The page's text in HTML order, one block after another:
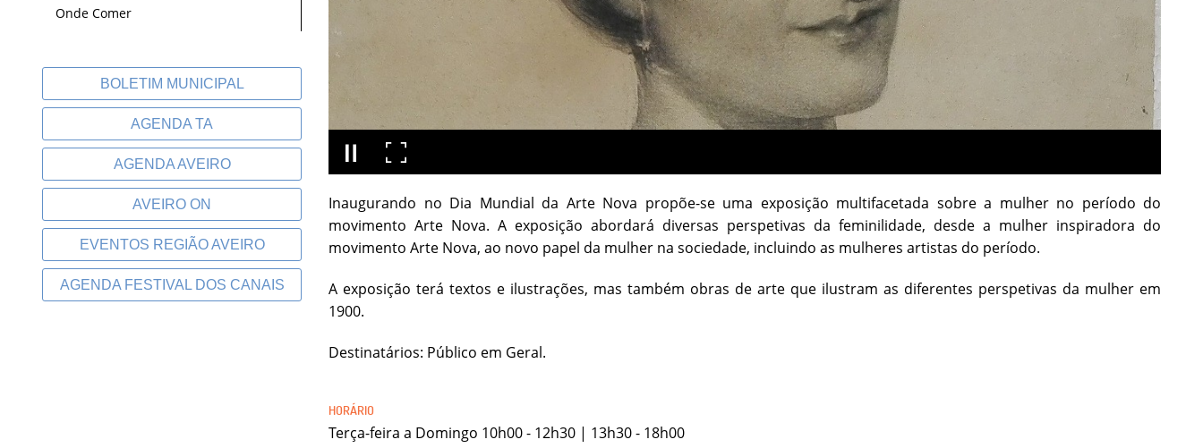
Onde Comer
BOLETIM MUNICIPAL
AGENDA TA
AGENDA AVEIRO
AVEIRO ON
EVENTOS REGIÃO AVEIRO
AGENDA FESTIVAL DOS CANAIS
Inaugurando no Dia Mundial da Arte Nova propõe-se uma exposição multifacetada sobre a mulher no período do
movimento Arte Nova. A exposição abordará diversas perspetivas da feminilidade, desde a mulher inspiradora do
movimento Arte Nova, ao novo papel da mulher na sociedade, incluindo as mulheres artistas do período.
A exposição terá textos e ilustrações, mas também obras de arte que ilustram as diferentes perspetivas da mulher em
1900.
Destinatários: Público em Geral.
Terça-feira a Domingo 10h00 - 12h30 | 13h30 - 18h00